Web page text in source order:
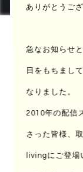
ありがとうご
急なお知らせ
日をもちまして
なりました。
2010年の配信
さった皆様、
livingにご登場
「